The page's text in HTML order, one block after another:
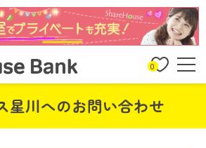
0
星川へのお問い合わせ